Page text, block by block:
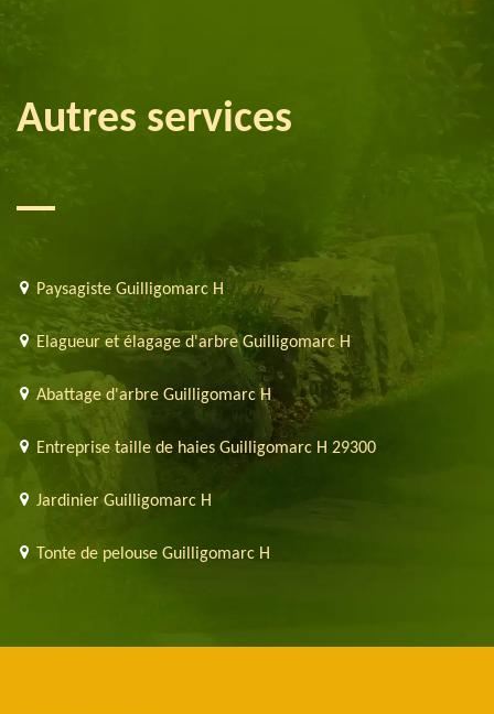
Autres services
Paysagiste Guilligomarc H
Elagueur et élagage d'arbre Guilligomarc H
Abattage d'arbre Guilligomarc H
Entreprise taille de haies Guilligomarc H 29300
Jardinier Guilligomarc H
Tonte de pelouse Guilligomarc H